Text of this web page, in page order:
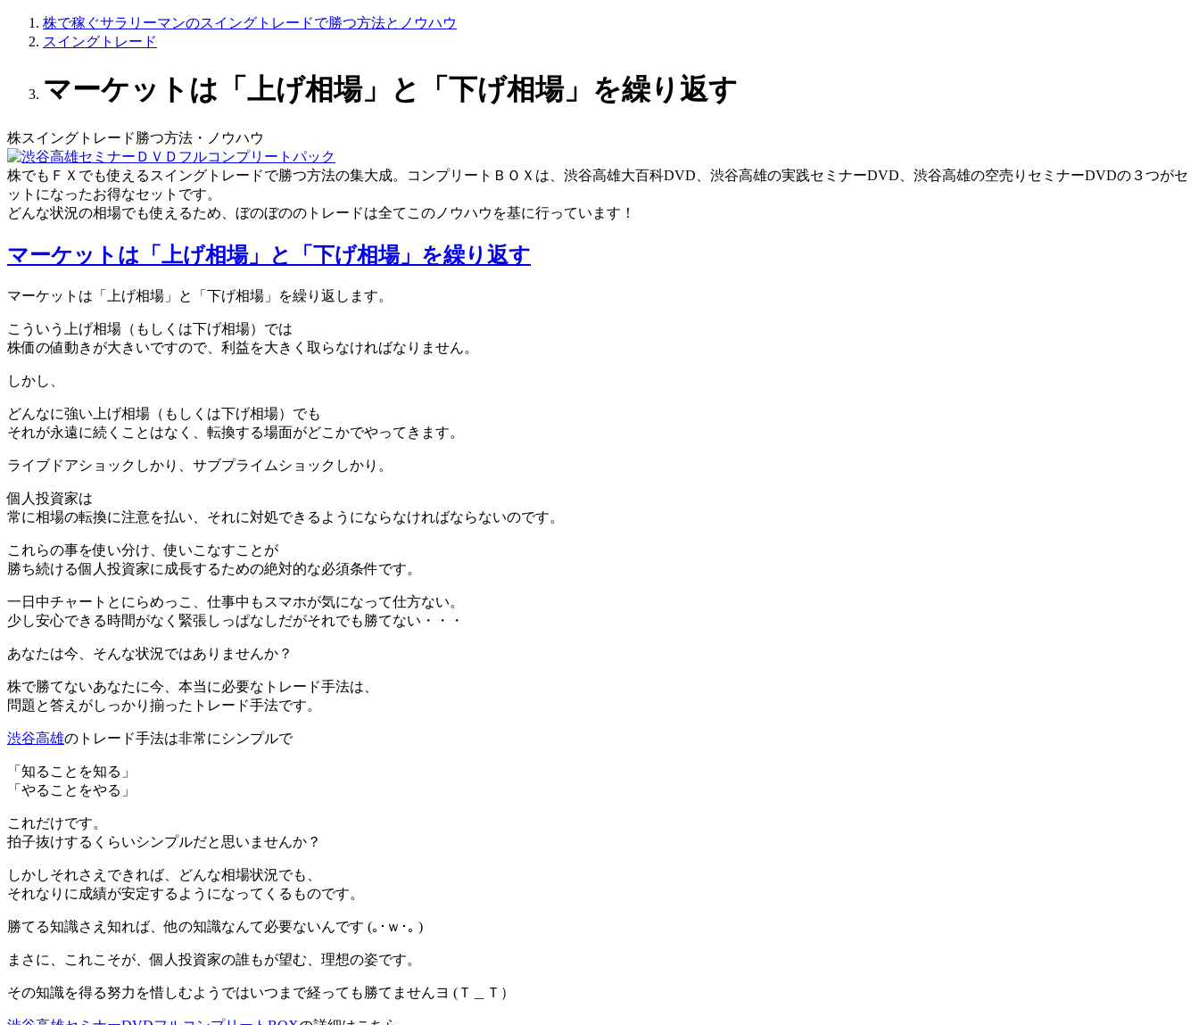
株で稼ぐサラリーマンのスイングトレードで勝つ方法とノウハウ
スイングトレード
マーケットは「上げ相場」と「下げ相場」を繰り返す
株スイングトレード勝つ方法・ノウハウ
株でもＦＸでも使える スイングトレードで勝つ方法の集大成。コンプリートＢＯＸは、 渋谷高雄大百科DVD、渋谷高雄の実践セミナーDVD、渋谷高雄の空売りセミナーDVDの３つがセ
ットになったお得なセットです。
どんな状況の相場でも使えるため、ぼのぼののトレードは全てこのノウハウを基に行っています！
マーケットは「上げ相場」と「下げ相場」を繰り返す
マーケットは「上げ相場」と「下げ相場」を繰り返します。
こういう上げ相場（もしくは下げ相場）では
株価の値動きが大きいですので、利益を大きく取らなければなりません。
しかし、
どんなに強い上げ相場（もしくは下げ相場）でも
それが永遠に続くことはなく、転換する場面がどこかでやってきます。
ライブドアショックしかり、サブプライムショックしかり。
個人投資家は
常に相場の転換に注意を払い、それに対処できるようにならなければならないのです。
これらの事を使い分け、使いこなすことが
勝ち続ける個人投資家に成長するための絶対的な必須条件です。
一日中チャートとにらめっこ、仕事中もスマホが気になって仕方ない。
少し安心できる時間がなく緊張しっぱなしだがそれでも勝てない・・・
あなたは今、そんな状況ではありませんか？
株で勝てないあなたに今、本当に必要なトレード手法は、
問題と答えがしっかり揃ったトレード手法です。
渋谷高雄のトレード手法は非常にシンプルで
「知ることを知る」
「やることをやる」
これだけです。
拍子抜けするくらいシンプルだと思いませんか？
しかしそれさえできれば、どんな相場状況でも、
それなりに成績が安定するようになってくるものです。
勝てる知識さえ知れば、他の知識なんて必要ないんです (｡･ｗ･｡ )
まさに、これこそが、個人投資家の誰もが望む、理想の姿です。
その知識を得る努力を惜しむようではいつまで経っても勝てませんヨ (Ｔ＿Ｔ）